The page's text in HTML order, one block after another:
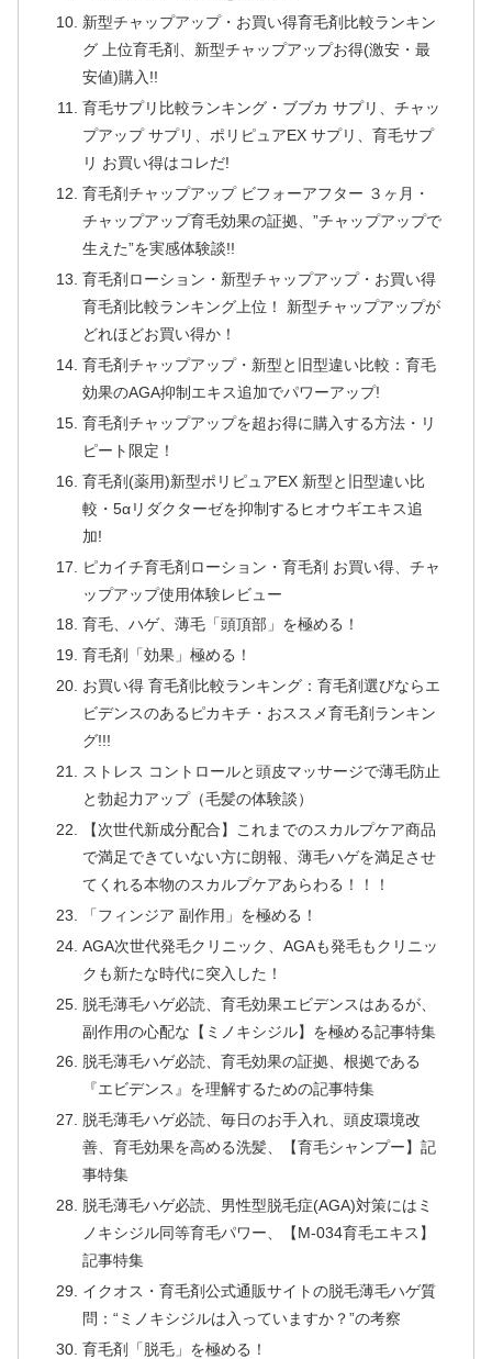
新型チャップアップ・お買い得育毛剤比較ランキン
グ 上位育毛剤、新型チャップアップお得(激安・最
安値)購入!!
育毛サプリ比較ランキング・ブブカ サプリ、チャッ
プアップ サプリ、ポリピュアEX サプリ、育毛サプ
リ お買い得はコレだ!
育毛剤チャップアップ ビフォーアフター ３ヶ月・
チャップアップ育毛効果の証拠、”チャップアップで
生えた”を実感体験談!!
育毛剤ローション・新型チャップアップ・お買い得
育毛剤比較ランキング上位！ 新型チャップアップが
どれほどお買い得か！
育毛剤チャップアップ・新型と旧型違い比較：育毛
効果のAGA抑制エキス追加でパワーアップ!
育毛剤チャップアップを超お得に購入する方法・リ
ピート限定！
育毛剤(薬用)新型ポリピュアEX 新型と旧型違い比
較・5αリダクターゼを抑制するヒオウギエキス追
加!
ピカイチ育毛剤ローション・育毛剤 お買い得、チャ
ップアップ使用体験レビュー
育毛、ハゲ、薄毛「頭頂部」を極める！
育毛剤「効果」極める！
お買い得 育毛剤比較ランキング：育毛剤選びならエ
ビデンスのあるピカキチ・おススメ育毛剤ランキン
グ!!!
ストレス コントロールと頭皮マッサージで薄毛防止
と勃起力アップ（毛髪の体験談）
【次世代新成分配合】これまでのスカルプケア商品
で満足できていない方に朗報、薄毛ハゲを満足させ
てくれる本物のスカルプケアあらわる！！！
「フィンジア 副作用」を極める！
AGA次世代発毛クリニック、AGAも発毛もクリニッ
クも新たな時代に突入した！
脱毛薄毛ハゲ必読、育毛効果エビデンスはあるが、
副作用の心配な【ミノキシジル】を極める記事特集
脱毛薄毛ハゲ必読、育毛効果の証拠、根拠である
『エビデンス』を理解するための記事特集
脱毛薄毛ハゲ必読、毎日のお手入れ、頭皮環境改
善、育毛効果を高める洗髪、【育毛シャンプー】記
事特集
脱毛薄毛ハゲ必読、男性型脱毛症(AGA)対策にはミ
ノキシジル同等育毛パワー、【M-034育毛エキス】
記事特集
イクオス・育毛剤公式通販サイトの脱毛薄毛ハゲ質
問：“ミノキシジルは入っていますか？”の考察
育毛剤「脱毛」を極める！